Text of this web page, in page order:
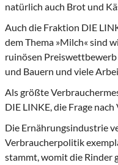
natürlich auch Brot und
Auch die Fraktion DIE
dem Thema »Milch« sind
ruinösen
und Bauern und viele
Als größte
DIE LINKE, die Frage
Die Ernährungsindustrie
Verbraucherpolitik
stammt, womit die Rinder